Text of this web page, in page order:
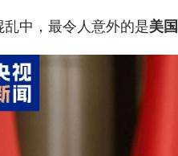
乱中，最令人意外的是美